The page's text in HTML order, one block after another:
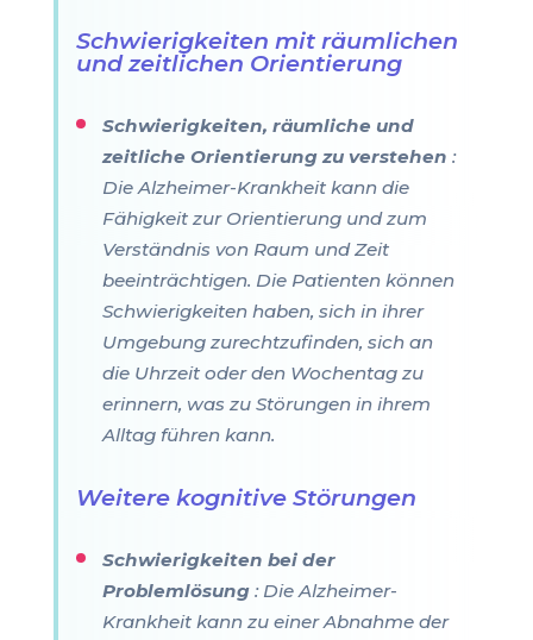
Schwierigkeiten mit räumlichen
und zeitlichen Orientierung
Schwierigkeiten, räumliche und
zeitliche Orientierung zu verstehen :
Die Alzheimer-Krankheit kann die
Fähigkeit zur Orientierung und zum
Verständnis von Raum und Zeit
beeinträchtigen. Die Patienten können
Schwierigkeiten haben, sich in ihrer
Umgebung zurechtzufinden, sich an
die Uhrzeit oder den Wochentag zu
erinnern, was zu Störungen in ihrem
Alltag führen kann.
Weitere kognitive Störungen
Schwierigkeiten bei der
Problemlösung: Die Alzheimer-
Krankheit kann zu einer Abnahme der